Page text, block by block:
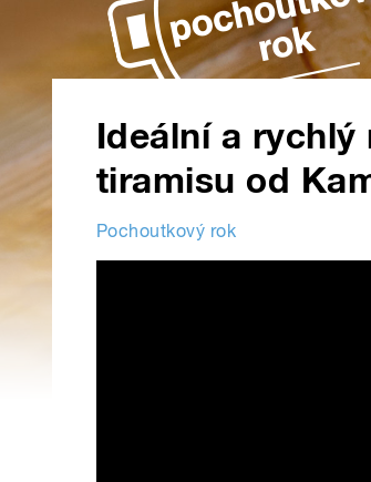
Ideální a
tiramisu od
Pochoutkový rok